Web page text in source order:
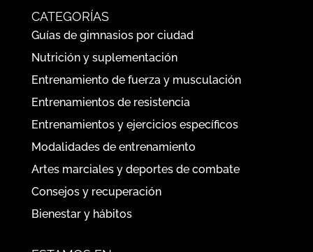
CATEGORÍAS
Guías de gimnasios por ciudad
Nutrición y suplementación
Entrenamiento de fuerza y musculación
Entrenamientos de resistencia
Entrenamientos y ejercicios específicos
Modalidades de entrenamiento
Artes marciales y deportes de combate
Consejos y recuperación
Bienestar y hábitos